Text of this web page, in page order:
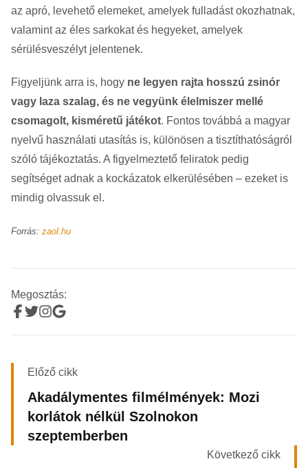
az apró, levehető elemeket, amelyek fulladást okozhatnak,
valamint az éles sarkokat és hegyeket, amelyek
sérülésveszélyt jelentenek.
Figyeljünk arra is, hogy ne legyen rajta hosszú zsinór
vagy laza szalag, és ne vegyünk élelmiszer mellé
csomagolt, kisméretű játékot. Fontos továbbá a magyar
nyelvű használati utasítás is, különösen a tisztíthatóságról
szóló tájékoztatás. A figyelmeztető feliratok pedig
segítséget adnak a kockázatok elkerülésében – ezeket is
mindig olvassuk el.
Forrás: zaol.hu
Megosztás:
Előző cikk
Akadálymentes filmélmények: Mozi
korlátok nélkül Szolnokon
szeptemberben
Következő cikk